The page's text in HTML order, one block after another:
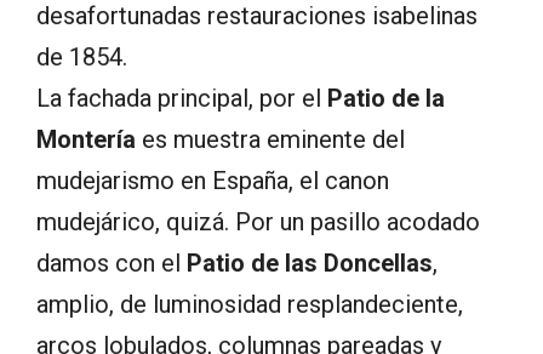
desafortunadas restauraciones isabelinas
de 1854.
La fachada principal, por el Patio de la
Montería es muestra eminente del
mudejarismo en España, el canon
mudejárico, quizá. Por un pasillo acodado
damos con el Patio de las Doncellas,
amplio, de luminosidad resplandeciente,
arcos lobulados, columnas pareadas y